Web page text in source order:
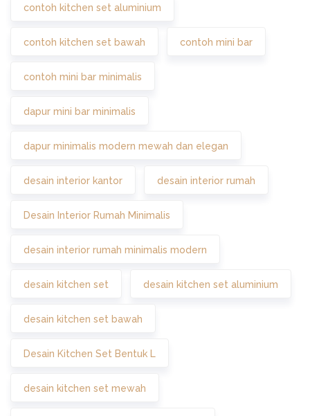
contoh kitchen set aluminium
contoh kitchen set bawah contoh mini bar
contoh mini bar minimalis
dapur mini bar minimalis
dapur minimalis modern mewah dan elegan
desain interior kantor desain interior rumah
Desain Interior Rumah Minimalis
desain interior rumah minimalis modern
desain kitchen set desain kitchen set aluminium
desain kitchen set bawah
Desain Kitchen Set Bentuk L
desain kitchen set mewah